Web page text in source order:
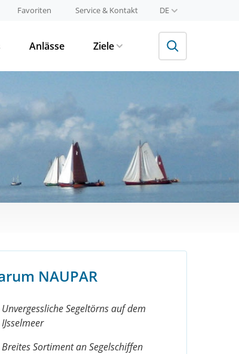
Favoriten Service & Kontakt DE
Anlässe Ziele
NAUPAR
Unvergessliche Segeltörns auf dem
IJsselmeer
Breites Sortiment an Segelschiffen